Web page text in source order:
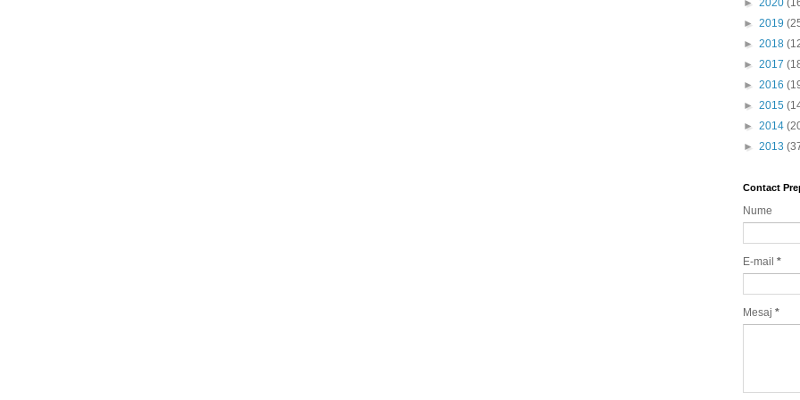
► 2020
► 2019
► 2018
► 2017
► 2016
► 2015
► 2014
► 2013
Contact
Nume
E-mail *
Mesaj *